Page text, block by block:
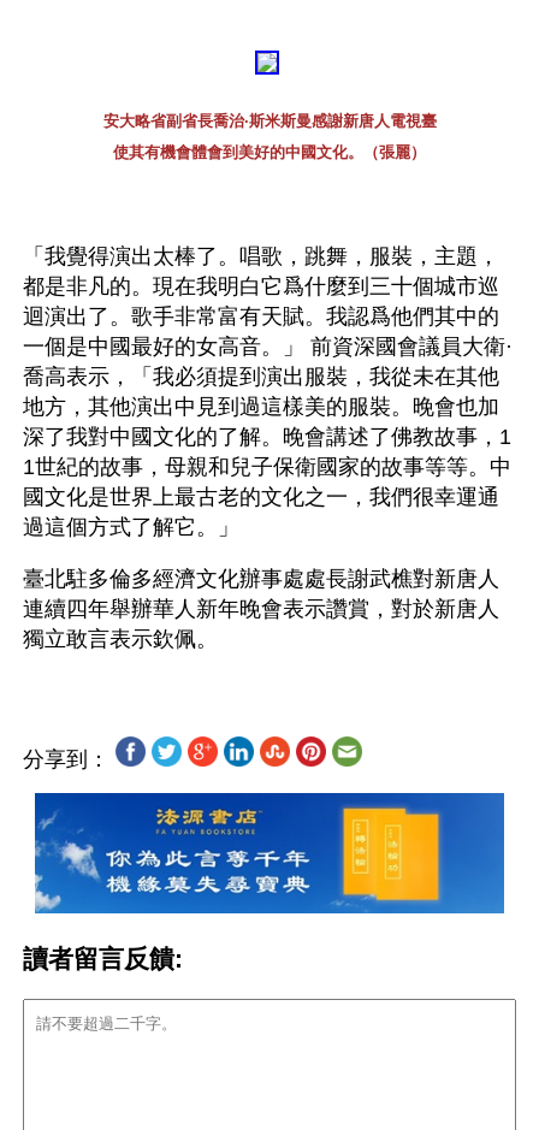
安大略省副省長喬治·斯米斯曼感謝新唐人電視臺
使其有機會體會到美好的中國文化。（張麗）
「我覺得演出太棒了。唱歌，跳舞，服裝，主題，
都是非凡的。現在我明白它爲什麼到三十個城市巡
迴演出了。歌手非常富有天賦。我認爲他們其中的
一個是中國最好的女高音。」 前資深國會議員大衛·
喬高表示，「我必須提到演出服裝，我從未在其他
地方，其他演出中見到過這樣美的服裝。晚會也加
深了我對中國文化的了解。晚會講述了佛教故事，1
1世紀的故事，母親和兒子保衛國家的故事等等。中
國文化是世界上最古老的文化之一，我們很幸運通
過這個方式了解它。」
臺北駐多倫多經濟文化辦事處處長謝武樵對新唐人
連續四年舉辦華人新年晚會表示讚賞，對於新唐人
分享到：
讀者留言反饋: